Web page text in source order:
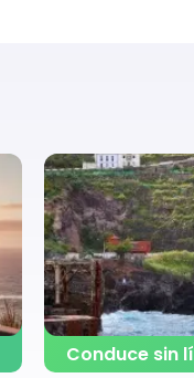
Conduce sin